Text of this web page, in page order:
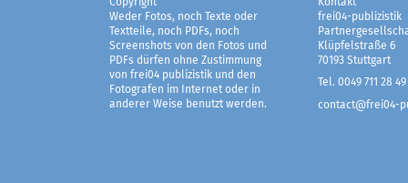
Copyright
Weder Fotos, noch Texte oder
Textteile, noch PDFs, noch
Screenshots von den Fotos und
PDFs dürfen ohne Zustimmung
von frei04 publizistik und den
Fotografen im Internet oder in
anderer Weise benutzt werden.
Kontakt
frei04-publizistik
Klüpfelstraße 6
70193 Stuttgart
Tel. 0049 711 28 49
contact@frei04-